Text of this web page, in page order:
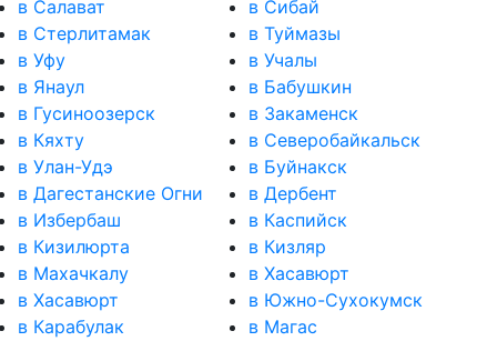
в Салават
в Сибай
в Стерлитамак
в Туймазы
в Уфу
в Учалы
в Янаул
в Бабушкин
в Гусиноозерск
в Закаменск
в Кяхту
в Северобайкальск
в Улан-Удэ
в Буйнакск
в Дагестанские Огни
в Дербент
в Избербаш
в Каспийск
в Кизилюрта
в Кизляр
в Махачкалу
в Хасавюрт
в Хасавюрт
в Южно-Сухокумск
в Карабулак
в Магас